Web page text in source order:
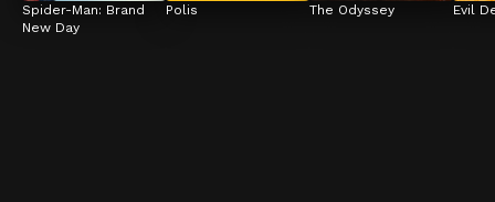
Spider-Man: Brand
New Day
Polis The Odyssey Evil